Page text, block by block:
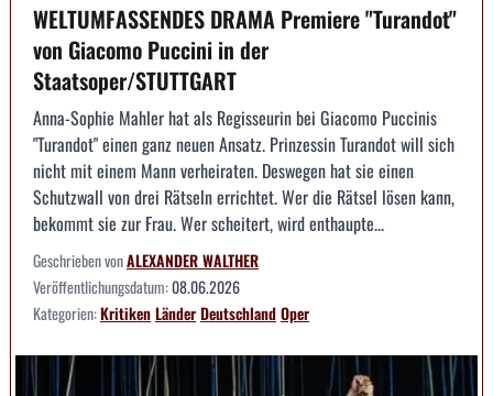
WELTUMFASSENDES DRAMA Premiere "Turandot"
von Giacomo Puccini in der
Staatsoper/STUTTGART
Anna-Sophie Mahler hat als Regisseurin bei Giacomo Puccinis
"Turandot" einen ganz neuen Ansatz. Prinzessin Turandot will sich
nicht mit einem Mann verheiraten. Deswegen hat sie einen
Schutzwall von drei Rätseln errichtet. Wer die Rätsel lösen kann,
bekommt sie zur Frau. Wer scheitert, wird enthaupte...
Geschrieben vonALEXANDER WALTHER
Veröffentlichungsdatum:08.06.2026
Kategorien:KritikenLänderDeutschlandOper